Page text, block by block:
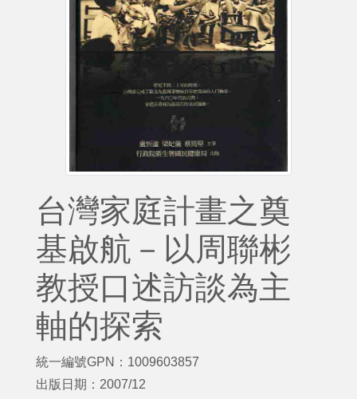
台灣家庭計畫之奠
基啟航－以周聯彬
教授口述訪談為主
軸的探索
統一編號GPN：1009603857
出版日期：2007/12